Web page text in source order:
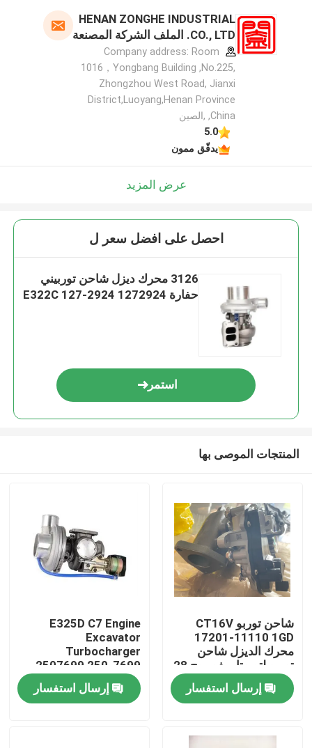
منزل
منتجات
HENAN ZONGHE INDUSTRIAL
CO., LTD. الملف الشركة المصنعة
Company address: Room
1016，Yongbang Building ,No.225,
Zhongzhou West Road, Jianxi
District,Luoyang,Henan Province
,China ,الصين
5.0
يدقّق ممون
عرض المزيد
احصل على افضل سعر ل
3126 محرك ديزل شاحن توربيني
حفارة E322C 127-2924 1272924
استمر
المنتجات الموصى بها
شاحن توربو CT16V
17201-11110 1GD
محرك الديزل شاحن
توربو لتويوتا ريفو روج 28
إرسال استفسار
E325D C7 Engine
Excavator
Turbocharger
2507699 250-7699
حالة جديدة
إرسال استفسار